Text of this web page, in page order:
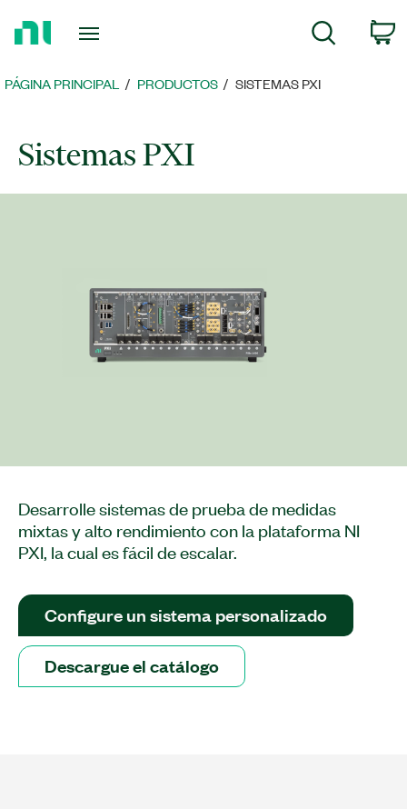
página
Búsqueda
PÁGINA PRINCIPAL PRODUCTOS SISTEMAS PXI
Sistemas PXI
Desarrolle sistemas de prueba de medidas
mixtas y alto rendimiento con la plataforma NI
PXI, la cual es fácil de escalar.
Configure un sistema personalizado
Descargue el catálogo